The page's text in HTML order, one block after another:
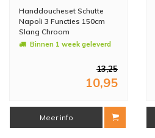
Handdoucheset Schutte
Napoli 3 Functies 150cm
Slang Chroom
Binnen 1 week geleverd
13,25
10,95
Meer info